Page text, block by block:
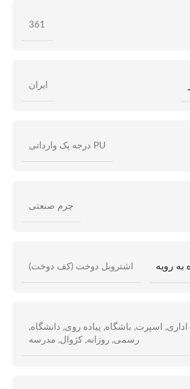
361
ایران
PU درجه یک وارداتی
چرم صنعتی
به رویه اشتروبل دوخت (کف دوخت)
اداری, اسپرت, باشگاه, پیاده روی, دانشگاه,
رسمی, روزانه, کژوال, مدرسه